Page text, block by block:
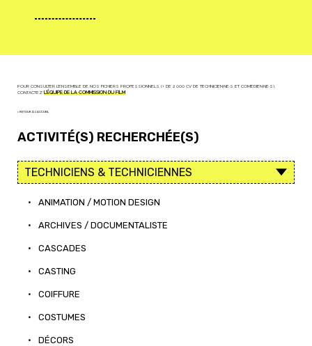
POUR CONSULTER L'ENSEMBLE DE NOS FICHIERS PROFESSIONNELS (+ DE 2 000 CV DE TECHNICIEN·NE·S ET COMÉDIEN·NE·S),
CONTACTEZ L'ÉQUIPE DE LA COMMISSION DU FILM
< RETOUR À L'ACCUEIL
ACTIVITÉ(S) RECHERCHÉE(S)
• ANIMATION / MOTION DESIGN
• ARCHIVES / DOCUMENTALISTE
• CASCADES
• CASTING
• COIFFURE
• COSTUMES
• DÉCORS